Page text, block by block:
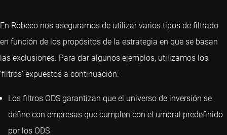
En Robeco nos aseguramos de utilizar varios tipos de filtrado
en función de los propósitos de la estrategia en que se basan
las exclusiones. Para dar algunos ejemplos, utilizamos los
‘filtros’ expuestos a continuación:
Los filtros ODS garantizan que el universo de inversión se
define con empresas que cumplen con el umbral predefinido
por los ODS